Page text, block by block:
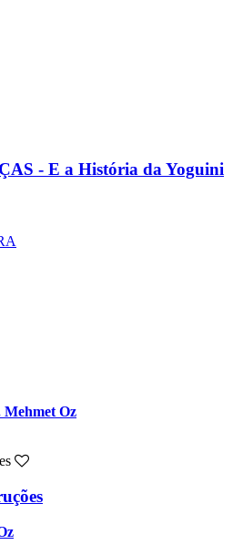
- E a História da Yoguini
Mehmet Oz